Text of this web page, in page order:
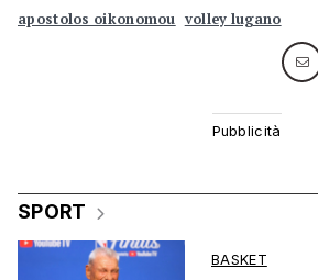
apostolos oikonomou volley lugano
SPORT
BASKET